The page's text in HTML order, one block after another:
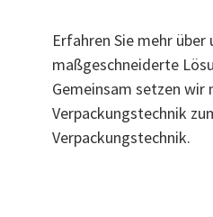
Erfahren Sie mehr
maßgeschneiderte
Gemeinsam setzen
Verpackungstechnik
Verpackungstechnik.